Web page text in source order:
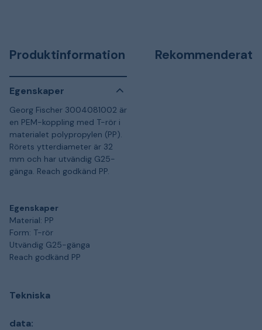
Produktinformation
Egenskaper
Georg Fischer 3004081002 är
en PEM-koppling med T-rör i
materialet polypropylen (PP).
Rörets ytterdiameter är 32
mm och har utvändig G25-
gänga. Reach godkänd PP.
Egenskaper
Material: PP
Form: T-rör
Utvändig G25-gänga
Reach godkänd PP
Tekniska
data:
Rekommenderat